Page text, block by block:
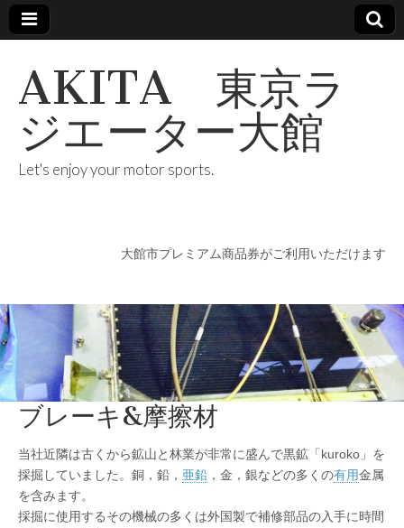
AKITA 東京ラ
ジエーター大館
Let's enjoy your motor sports.
大館市プレミアム商品券がご利用いただけます
ブレーキ&摩擦材
当社近隣は古くから鉱山と林業が非常に盛んで黒鉱「kuroko」を
採掘していました。銅，鉛， 亜鉛 ，金，銀などの多くの有用金属
を含みます。
採掘に使用するその機械の多くは外国製で補修部品の入手に時間